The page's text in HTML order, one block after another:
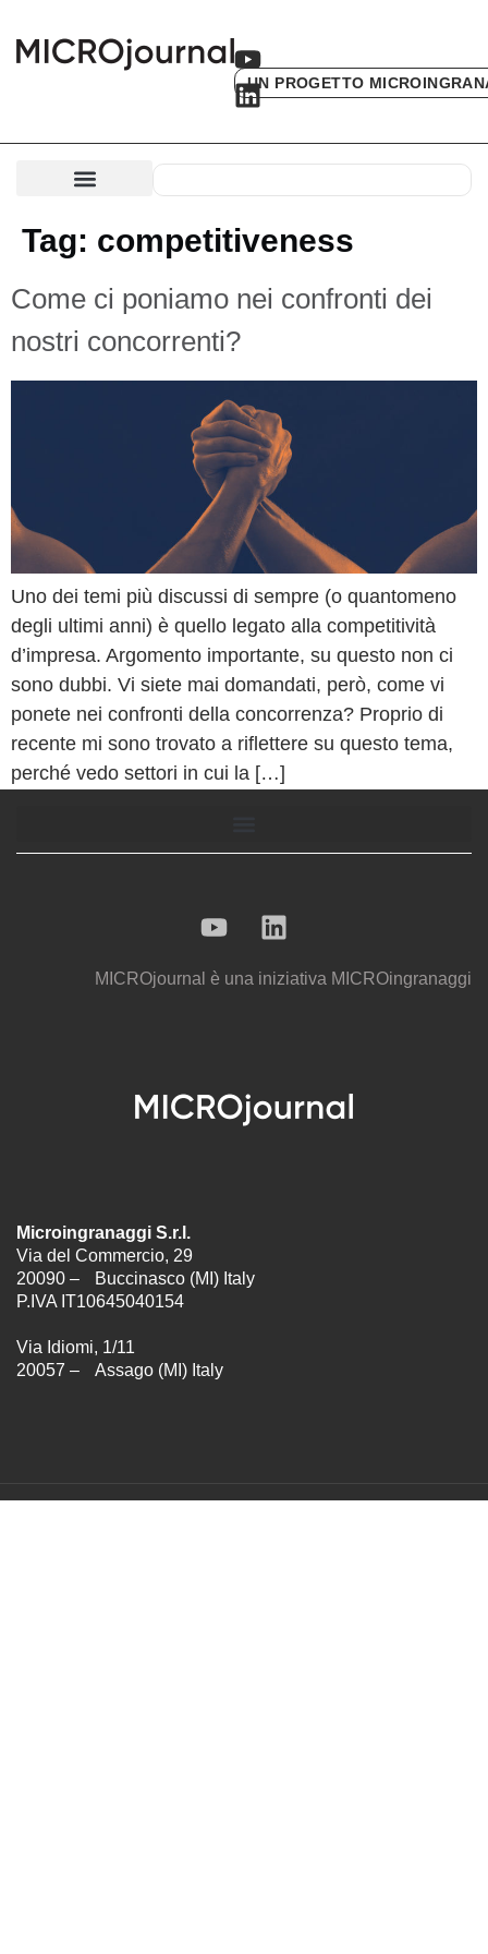
UN PROGETTO
Tag: competitiveness
Come ci poniamo nei confronti dei
nostri concorrenti?
Uno dei temi più discussi di sempre (o quantomeno
degli ultimi anni) è quello legato alla competitività
d’impresa. Argomento importante, su questo non ci
sono dubbi. Vi siete mai domandati, però, come vi
ponete nei confronti della concorrenza? Proprio di
recente mi sono trovato a riflettere su questo tema,
perché vedo settori in cui la […]
MICROjournal è una iniziativa MICROingranaggi
Microingranaggi S.r.l.
Via del Commercio, 29
20090 – Buccinasco (MI) Italy
P.IVA IT10645040154
Via Idiomi, 1/11
20057 – Assago (MI) Italy